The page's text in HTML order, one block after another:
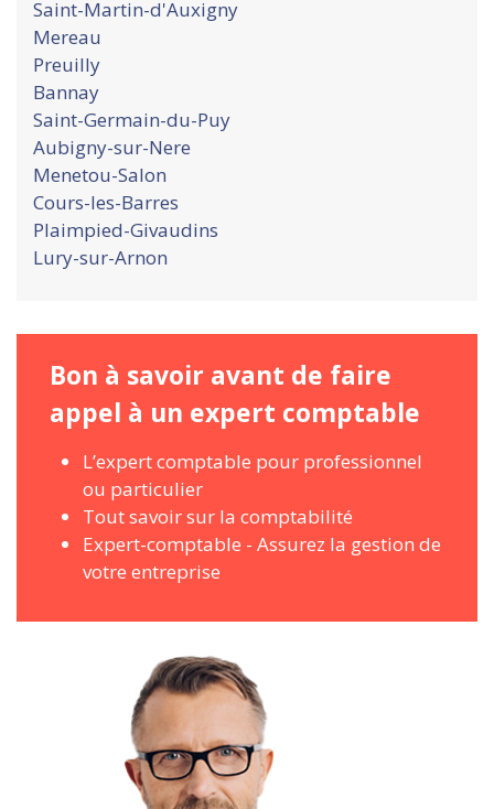
Saint-Martin-d'Auxigny
Mereau
Preuilly
Bannay
Saint-Germain-du-Puy
Aubigny-sur-Nere
Menetou-Salon
Cours-les-Barres
Plaimpied-Givaudins
Lury-sur-Arnon
Bon à savoir avant de faire
appel à un expert comptable
L’expert comptable pour professionnel
ou particulier
Tout savoir sur la comptabilité
Expert-comptable - Assurez la gestion de
votre entreprise